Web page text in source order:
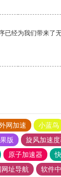
已经为我们带来了
网加速
小蓝鸟
版
旋风加速度
原子加速器
网址导航 软件